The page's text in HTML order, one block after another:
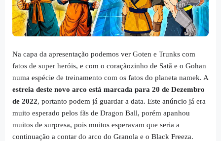
Na capa da apresentação podemos ver Goten e Trunks com
fatos de super heróis, e com o coraçãozinho de Satã e o Gohan
numa espécie de treinamento com os fatos do planeta namek. A
estreia deste novo arco está marcada para 20 de Dezembro
de 2022, portanto podem já guardar a data. Este anúncio já era
muito esperado pelos fãs de Dragon Ball, porém apanhou
muitos de surpresa, pois muitos esperavam que seria a
continuação a contar do arco do Granola e o Black Freeza.